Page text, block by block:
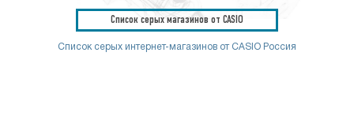
Список серых магазинов от CASIO
Список серых интернет-магазинов от CASIO Россия